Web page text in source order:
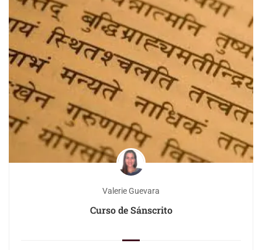
Valerie Guevara
Curso de Sánscrito